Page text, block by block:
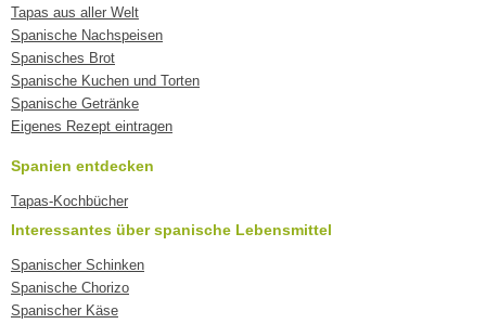
Tapas aus aller Welt
Spanische Nachspeisen
Spanisches Brot
Spanische Kuchen und Torten
Spanische Getränke
Eigenes Rezept eintragen
Spanien entdecken
Tapas-Kochbücher
Interessantes über spanische Lebensmittel
Spanischer Schinken
Spanische Chorizo
Spanischer Käse